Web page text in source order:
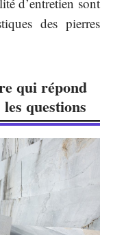
des pierres
qui répond
questions